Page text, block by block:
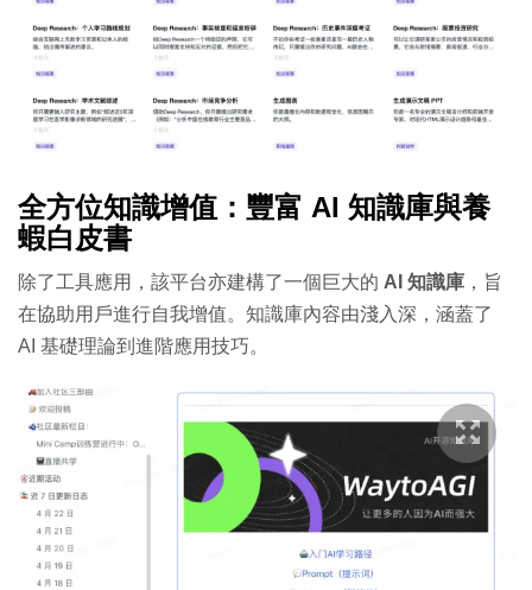
全方位知識增值：豐富 AI 知識庫與養
蝦白皮書
除了工具應用，該平台亦建構了一個巨大的 AI 知識庫 ，旨
在協助用戶進行自我增值。知識庫內容由淺入深，涵蓋了
AI 基礎理論到進階應用技巧。